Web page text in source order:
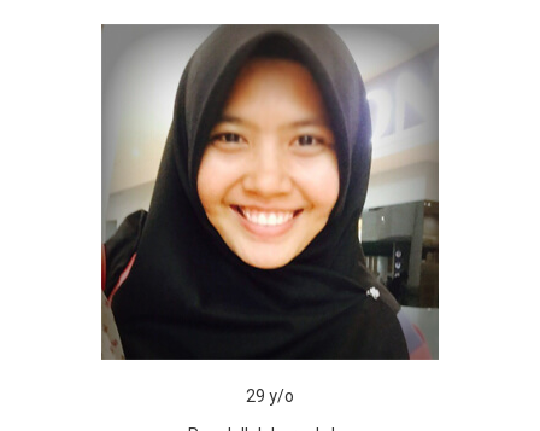
29 y/o